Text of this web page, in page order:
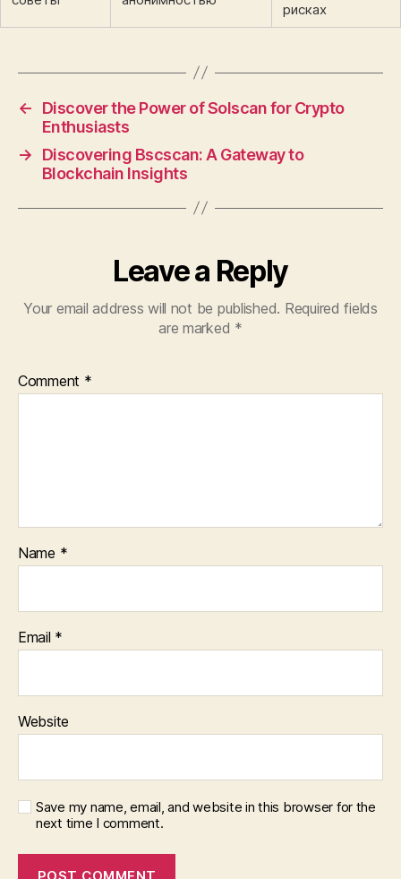
рисках
←
Discover the Power of Solscan for Crypto
Enthusiasts
→
Discovering Bscscan: A Gateway to
Blockchain Insights
Leave a Reply
Your email address will not be published. Required fields
are marked *
Comment *
Name *
Email *
Website
Save my name, email, and website in this browser for the
next time I comment.